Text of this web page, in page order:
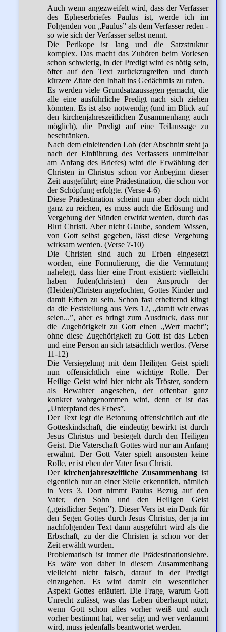
Auch wenn angezweifelt wird, dass der Verfasser
des Epheserbriefes Paulus ist, werde ich im
Folgenden von „Paulus” als dem Verfasser reden -
so wie sich der Verfasser selbst nennt.
Die Perikope ist lang und die Satzstruktur
komplex. Das macht das Zuhören beim Vorlesen
schon schwierig, in der Predigt wird es nötig sein,
öfter auf den Text zurückzugreifen und durch
kürzere Zitate den Inhalt ins Gedächtnis zu rufen.
Es werden viele Grundsatzaussagen gemacht, die
alle eine ausführliche Predigt nach sich ziehen
könnten. Es ist also notwendig (und im Blick auf
den kirchenjahreszeitlichen Zusammenhang auch
möglich), die Predigt auf eine Teilaussage zu
beschränken.
Nach dem einleitenden Lob (der Abschnitt steht ja
nach der Einführung des Verfassers unmittelbar
am Anfang des Briefes) wird die Erwählung der
Christen in Christus schon vor Anbeginn dieser
Zeit ausgeführt; eine Prädestination, die schon vor
der Schöpfung erfolgte. (Verse 4-6)
Diese Prädestination scheint nun aber doch nicht
ganz zu reichen, es muss auch die Erlösung und
Vergebung der Sünden erwirkt werden, durch das
Blut Christi. Aber nicht Glaube, sondern Wissen,
von Gott selbst gegeben, lässt diese Vergebung
wirksam werden. (Verse 7-10)
Die Christen sind auch zu Erben eingesetzt
worden, eine Formulierung, die die Vermutung
nahelegt, dass hier eine Front existiert: vielleicht
haben Juden(christen) den Anspruch der
(Heiden)Christen angefochten, Gottes Kinder und
damit Erben zu sein. Schon fast erheiternd klingt
da die Feststellung aus Vers 12, „damit wir etwas
seien...”, aber es bringt zum Ausdruck, dass nur
die Zugehörigkeit zu Gott einen „Wert macht”;
ohne diese Zugehörigkeit zu Gott ist das Leben
und eine Person an sich tatsächlich wertlos. (Verse
11-12)
Die Versiegelung mit dem Heiligen Geist spielt
nun offensichtlich eine wichtige Rolle. Der
Heilige Geist wird hier nicht als Tröster, sondern
als Bewahrer angesehen, der offenbar ganz
konkret wahrgenommen wird, denn er ist das
„Unterpfand des Erbes”.
Der Text legt die Betonung offensichtlich auf die
Gotteskindschaft, die eindeutig bewirkt ist durch
Jesus Christus und besiegelt durch den Heiligen
Geist. Die Vaterschaft Gottes wird nur am Anfang
erwähnt. Der Gott Vater spielt ansonsten keine
Rolle, er ist eben der Vater Jesu Christi.
Der kirchenjahreszeitliche Zusammenhang ist
eigentlich nur an einer Stelle erkenntlich, nämlich
in Vers 3. Dort nimmt Paulus Bezug auf den
Vater, den Sohn und den Heiligen Geist
(„geistlicher Segen”). Dieser Vers ist ein Dank für
den Segen Gottes durch Jesus Christus, der ja im
nachfolgenden Text dann ausgeführt wird als die
Erbschaft, zu der die Christen ja schon vor der
Zeit erwählt wurden.
Problematisch ist immer die Prädestinationslehre.
Es wäre von daher in diesem Zusammenhang
vielleicht nicht falsch, darauf in der Predigt
einzugehen. Es wird damit ein wesentlicher
Aspekt Gottes erläutert. Die Frage, warum Gott
Unrecht zulässt, was das Leben überhaupt nützt,
wenn Gott schon alles vorher weiß und auch
vorher bestimmt hat, wer selig und wer verdammt
wird, muss jedenfalls beantwortet werden.